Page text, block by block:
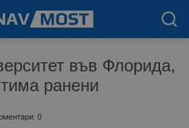
във Флорида,
ранени
0